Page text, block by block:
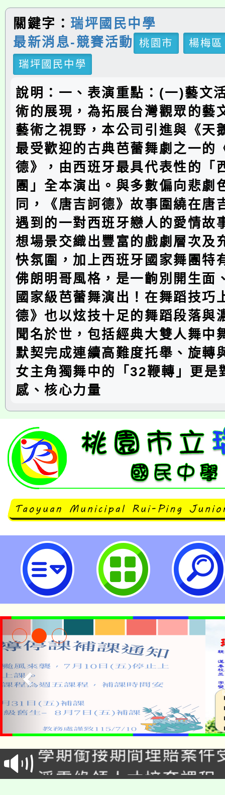
關鍵字： 瑞坪國民中學
最新消息-競賽活動
桃園市
楊梅區
瑞坪國民中學
說明：一、表演重點：(一)藝文
術的展現，為拓展台灣觀眾的藝
藝術之視野，本公司引進與《天
最受歡迎的古典芭蕾舞劇之一的
德》，由西班牙最具代表性的「
團」全本演出。與多數偏向悲劇
同，《唐吉訶德》故事圍繞在唐
遇到的一對西班牙戀人的愛情故
想場景交織出豐富的戲劇層次及
快氛圍，加上西班牙國家舞團特
佛朗明哥風格，是一齣別開生面
國家級芭蕾舞演出！在舞蹈技巧
德》也以炫技十足的舞蹈段落與
聞名於世，包括經典大雙人舞中
默契完成連續高難度托舉、旋轉
女主角獨舞中的「32鞭轉」更是
感、核心力量
neilrpjhstyc網站設計者：徐嘉
115年食農教育專業人
程
學期銜接期間理賠案件
學籍身 分審查程序及
淨零綠領人才培育課程